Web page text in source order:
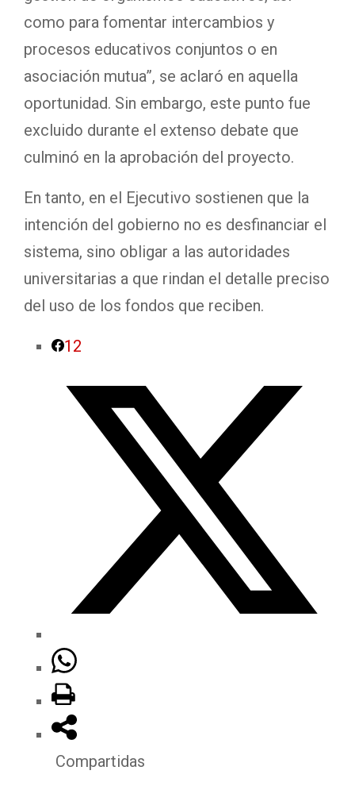
como para fomentar intercambios y
procesos educativos conjuntos o en
asociación mutua”, se aclaró en aquella
oportunidad. Sin embargo, este punto fue
excluido durante el extenso debate que
culminó en la aprobación del proyecto.
En tanto, en el Ejecutivo sostienen que la
intención del gobierno no es desfinanciar el
sistema, sino obligar a las autoridades
universitarias a que rindan el detalle preciso
del uso de los fondos que reciben.
12
Compartidas